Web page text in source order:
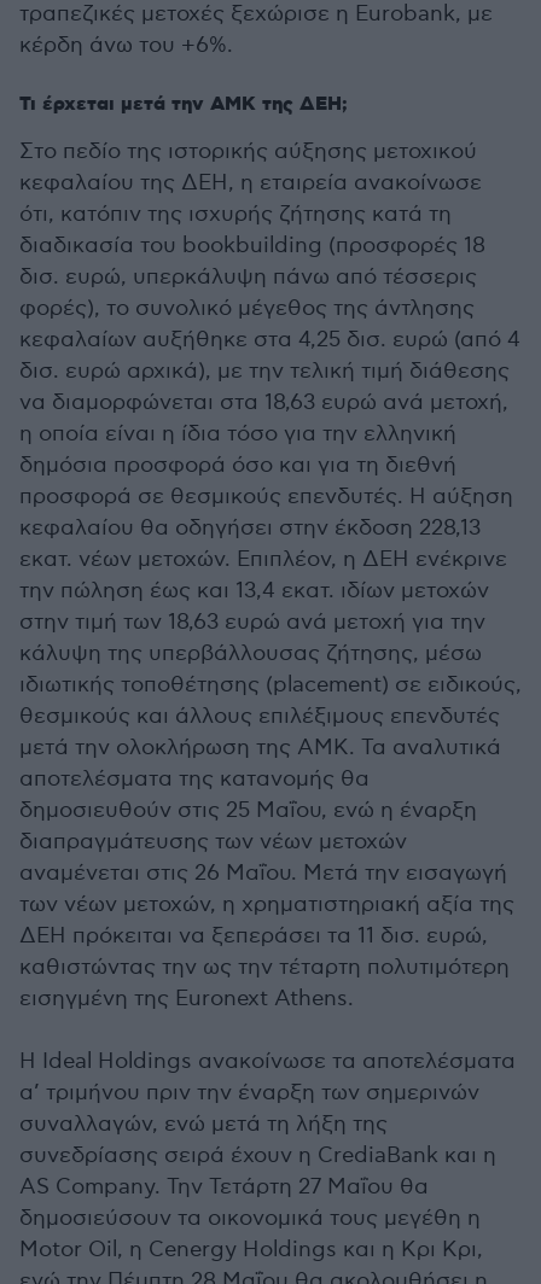
τραπεζικές μετοχές ξεχώρισε η Eurobank, με
κέρδη άνω του +6%.
Τι έρχεται μετά την ΑΜΚ της ΔΕΗ;
Στο πεδίο της ιστορικής αύξησης μετοχικού
κεφαλαίου της ΔΕΗ, η εταιρεία ανακοίνωσε
ότι, κατόπιν της ισχυρής ζήτησης κατά τη
διαδικασία του bookbuilding (προσφορές 18
δισ. ευρώ, υπερκάλυψη πάνω από τέσσερις
φορές), το συνολικό μέγεθος της άντλησης
κεφαλαίων αυξήθηκε στα 4,25 δισ. ευρώ (από 4
δισ. ευρώ αρχικά), με την τελική τιμή διάθεσης
να διαμορφώνεται στα 18,63 ευρώ ανά μετοχή,
η οποία είναι η ίδια τόσο για την ελληνική
δημόσια προσφορά όσο και για τη διεθνή
προσφορά σε θεσμικούς επενδυτές. Η αύξηση
κεφαλαίου θα οδηγήσει στην έκδοση 228,13
εκατ. νέων μετοχών. Επιπλέον, η ΔΕΗ ενέκρινε
την πώληση έως και 13,4 εκατ. ιδίων μετοχών
στην τιμή των 18,63 ευρώ ανά μετοχή για την
κάλυψη της υπερβάλλουσας ζήτησης, μέσω
ιδιωτικής τοποθέτησης (placement) σε ειδικούς,
θεσμικούς και άλλους επιλέξιμους επενδυτές
μετά την ολοκλήρωση της ΑΜΚ. Τα αναλυτικά
αποτελέσματα της κατανομής θα
δημοσιευθούν στις 25 Μαΐου, ενώ η έναρξη
διαπραγμάτευσης των νέων μετοχών
αναμένεται στις 26 Μαΐου. Μετά την εισαγωγή
των νέων μετοχών, η χρηματιστηριακή αξία της
ΔΕΗ πρόκειται να ξεπεράσει τα 11 δισ. ευρώ,
καθιστώντας την ως την τέταρτη πολυτιμότερη
εισηγμένη της Euronext Athens.
Η Ideal Holdings ανακοίνωσε τα αποτελέσματα
α’ τριμήνου πριν την έναρξη των σημερινών
συναλλαγών, ενώ μετά τη λήξη της
συνεδρίασης σειρά έχουν η CrediaBank και η
AS Company. Την Τετάρτη 27 Μαΐου θα
δημοσιεύσουν τα οικονομικά τους μεγέθη η
Motor Oil, η Cenergy Holdings και η Κρι Κρι,